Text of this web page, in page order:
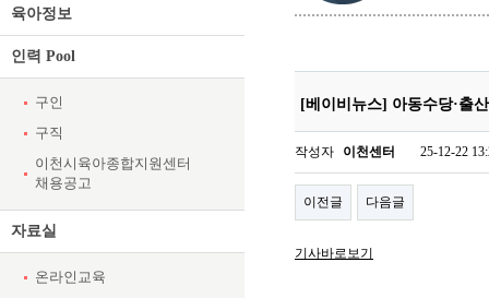
육아정보
인력 Pool
구인
구직
이천시육아종합지원센터
채용공고
자료실
온라인교육
[베이비뉴스] 아동수당·출
작성자 이천센터 25-12-22
이전글 다음글
기사바로보기